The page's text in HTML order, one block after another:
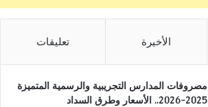
الأخيرة تعليقات
مصروفات المدارس التجريبية والرسمية المتميزة
2025-2026.. الأسعار وطرق السداد